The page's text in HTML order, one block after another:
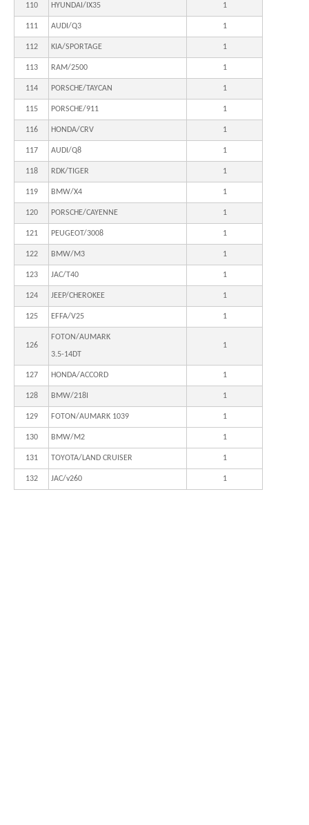
110 HYUNDAI/IX35 1
111 AUDI/Q3 1
112 KIA/SPORTAGE 1
113 RAM/2500 1
114 PORSCHE/TAYCAN 1
115 PORSCHE/911 1
116 HONDA/CRV 1
117 AUDI/Q8 1
118 RDK/TIGER 1
119 BMW/X4 1
120 PORSCHE/CAYENNE 1
121 PEUGEOT/3008 1
122 BMW/M3 1
123 JAC/T40 1
124 JEEP/CHEROKEE 1
125 EFFA/V25 1
126
FOTON/AUMARK
3.5-14DT
1
127 HONDA/ACCORD 1
128 BMW/218I 1
129 FOTON/AUMARK 1039 1
130 BMW/M2 1
131 TOYOTA/LAND CRUISER 1
132 JAC/v260 1